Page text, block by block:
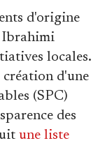
d'origine
Ibrahimi
locales.
d'une
(SPC)
des
une liste